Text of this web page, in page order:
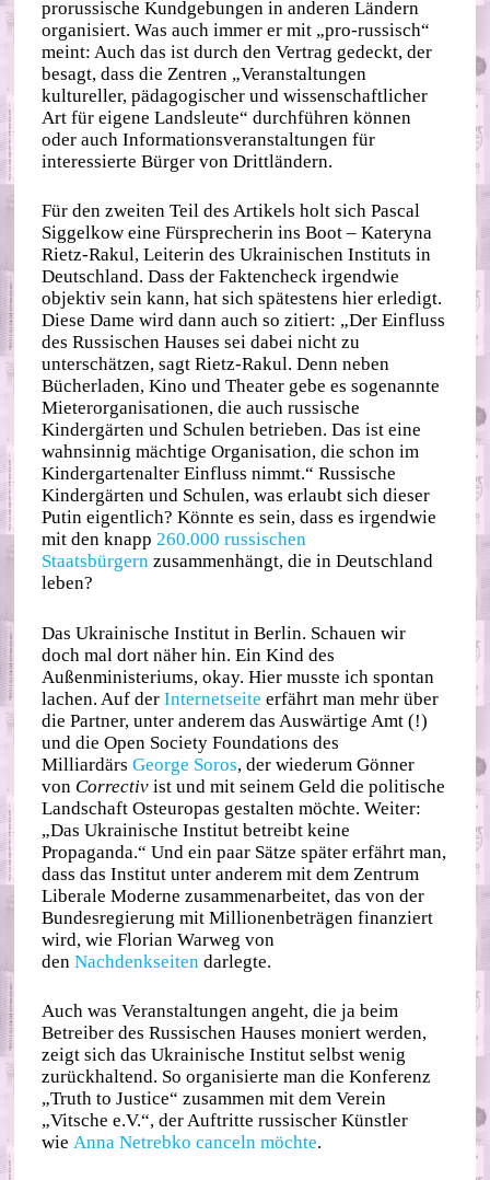
prorussische Kundgebungen in anderen Ländern
organisiert. Was auch immer er mit „pro-russisch“
meint: Auch das ist durch den Vertrag gedeckt, der
besagt, dass die Zentren „Veranstaltungen
kultureller, pädagogischer und wissenschaftlicher
Art für eigene Landsleute“ durchführen können
oder auch Informationsveranstaltungen für
interessierte Bürger von Drittländern.
Für den zweiten Teil des Artikels holt sich Pascal
Siggelkow eine Fürsprecherin ins Boot – Kateryna
Rietz-Rakul, Leiterin des Ukrainischen Instituts in
Deutschland. Dass der Faktencheck irgendwie
objektiv sein kann, hat sich spätestens hier erledigt.
Diese Dame wird dann auch so zitiert: „Der Einfluss
des Russischen Hauses sei dabei nicht zu
unterschätzen, sagt Rietz-Rakul. Denn neben
Bücherladen, Kino und Theater gebe es sogenannte
Mieterorganisationen, die auch russische
Kindergärten und Schulen betrieben. Das ist eine
wahnsinnig mächtige Organisation, die schon im
Kindergartenalter Einfluss nimmt.“ Russische
Kindergärten und Schulen, was erlaubt sich dieser
Putin eigentlich? Könnte es sein, dass es irgendwie
mit den knapp260.000 russischen
Staatsbürgern zusammenhängt, die in Deutschland
leben?
Das Ukrainische Institut in Berlin. Schauen wir
doch mal dort näher hin. Ein Kind des
Außenministeriums, okay. Hier musste ich spontan
lachen. Auf derInternetseite erfährt man mehr über
die Partner, unter anderem das Auswärtige Amt (!)
und die Open Society Foundations des
MilliardärsGeorge Soros, der wiederum Gönner
von Correctiv ist und mit seinem Geld die politische
Landschaft Osteuropas gestalten möchte. Weiter:
„Das Ukrainische Institut betreibt keine
Propaganda.“ Und ein paar Sätze später erfährt man,
dass das Institut unter anderem mit dem Zentrum
Liberale Moderne zusammenarbeitet, das von der
Bundesregierung mit Millionenbeträgen finanziert
wird, wie Florian Warweg von
denNachdenkseiten darlegte.
Auch was Veranstaltungen angeht, die ja beim
Betreiber des Russischen Hauses moniert werden,
zeigt sich das Ukrainische Institut selbst wenig
zurückhaltend. So organisierte man die Konferenz
„Truth to Justice“ zusammen mit dem Verein
„Vitsche e.V.“, der Auftritte russischer Künstler
wieAnna Netrebko canceln möchte.